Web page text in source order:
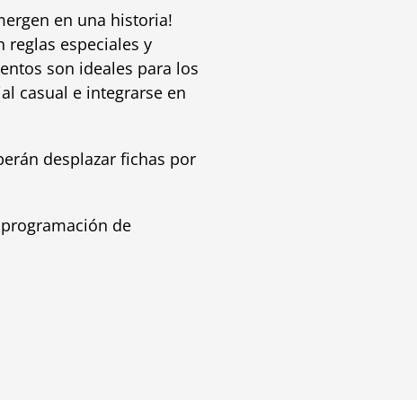
en una historia!
reglas especiales y
son ideales para los
casual e integrarse en
desplazar fichas por
de